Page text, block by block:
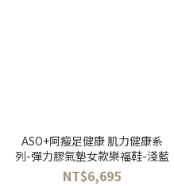
ASO+阿瘦足健康 肌力健康系
列-彈力膠氣墊女款樂福鞋-淺藍
NT$6,695